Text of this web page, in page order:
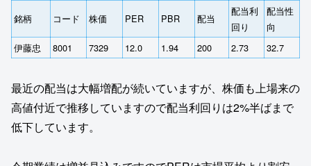
銘柄 コード 株価 PER PBR 配当
配当利
回り
配当性
向
伊藤忠
8001 7329 12.0 1.94 200 2.73 32.7
最近の配当は大幅増配が続いていますが、株価も上場来の
高値付近で推移していますので配当利回りは2%半ばまで
低下しています。